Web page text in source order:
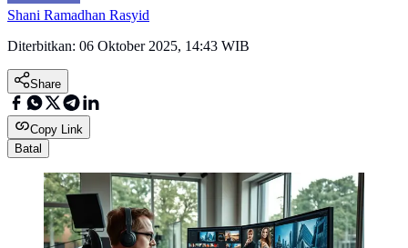
Shani Ramadhan Rasyid
Diterbitkan: 06 Oktober 2025, 14:43 WIB
Share
Copy Link
Batal